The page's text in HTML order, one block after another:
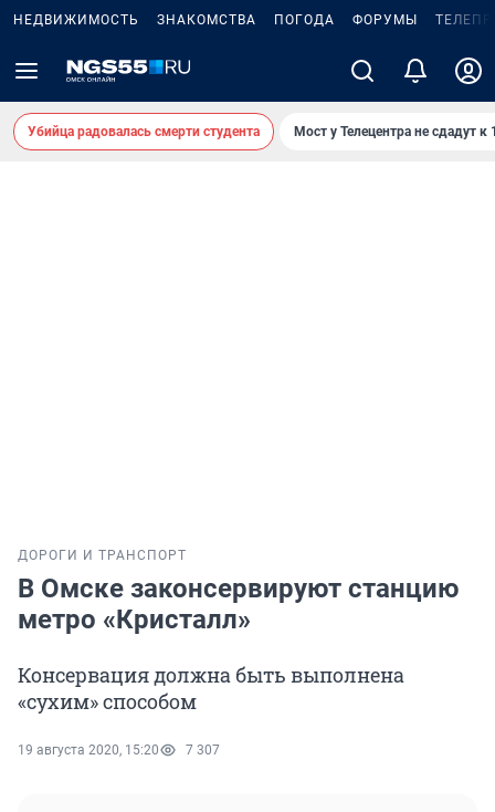
НЕДВИЖИМОСТЬ ЗНАКОМСТВА ПОГОДА ФОРУМЫ
Убийца радовалась смерти студента Мост у Телецентра не сдадут к
ДОРОГИ И ТРАНСПОРТ
В Омске законсервируют станцию
метро «Кристалл»
Консервация должна быть выполнена
«сухим» способом
19 августа 2020, 15:20 7 307